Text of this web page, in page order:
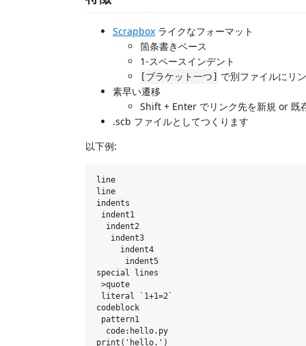
Scrapbox ライクなフォーマット
箇条書きベース
1-スペースインデント
[ブラケット一つ] で別ファイルにリ
素早い遷移
Shift + Enter でリンク先を新規 or 既
.scb ファイルとしてつくります
以下例:
line
line
indents
indent1
  indent2
   indent3
     indent4
      indent5
special lines
>quote
literal `1+1=2`
codeblock
pattern1
  code:hello.py
print('hello.')